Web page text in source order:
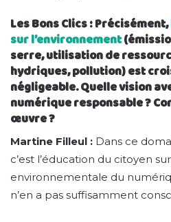
Les Bons Clics : Précisément,
sur l’environnement
serre, utilisation de
hydriques, pollution) est
négligeable. Quelle vision
numérique responsable ?
œuvre ?
Martine Filleul : Dans ce
c’est l’éducation du citoyen
environnementale du
n’en a pas suffisamment